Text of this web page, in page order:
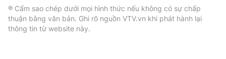
® Cấm sao chép dưới mọi hình thức nếu không có sự chấp
thuận bằng văn bản. Ghi rõ nguồn VTV.vn khi phát hành lại
thông tin từ website này.